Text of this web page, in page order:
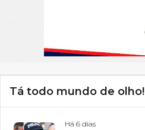
Tá todo mundo de olho!
Há 6 dias